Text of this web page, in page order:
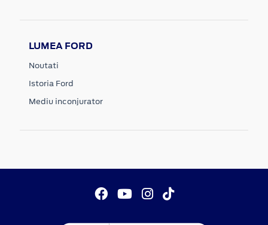
LUMEA FORD
Noutati
Istoria Ford
Mediu inconjurator